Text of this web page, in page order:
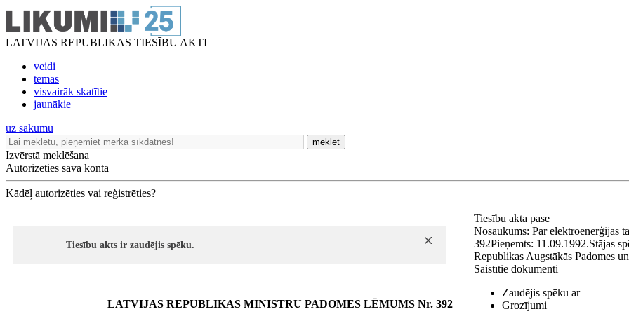
LATVIJAS REPUBLIKAS TIESĪBU AKTI
veidi
tēmas
visvairāk skatītie
jaunākie
uz sākumu
meklēt
Izvērstā meklēšana
Autorizēties savā kontā
Kādēļ autorizēties vai reģistrēties?
Tiesību akts ir zaudējis spēku.
LATVIJAS REPUBLIKAS MINISTRU PADOMES LĒMUMS Nr. 392
Tiesību akta pase
Nosaukums: Par elektroenerģijas
392Pieņemts: 11.09.1992.Stājas
Republikas Augstākās Padomes
Saistītie dokumenti
Zaudējis spēku ar
Grozījumi